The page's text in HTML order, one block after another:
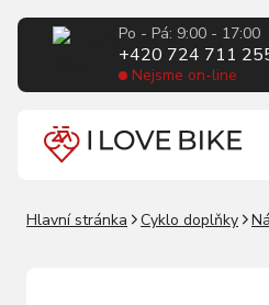
Po - Pá: 9:00 - 17:00
+420 724 711
Nejsme on-line
Hlavní stránka Cyklo doplňky